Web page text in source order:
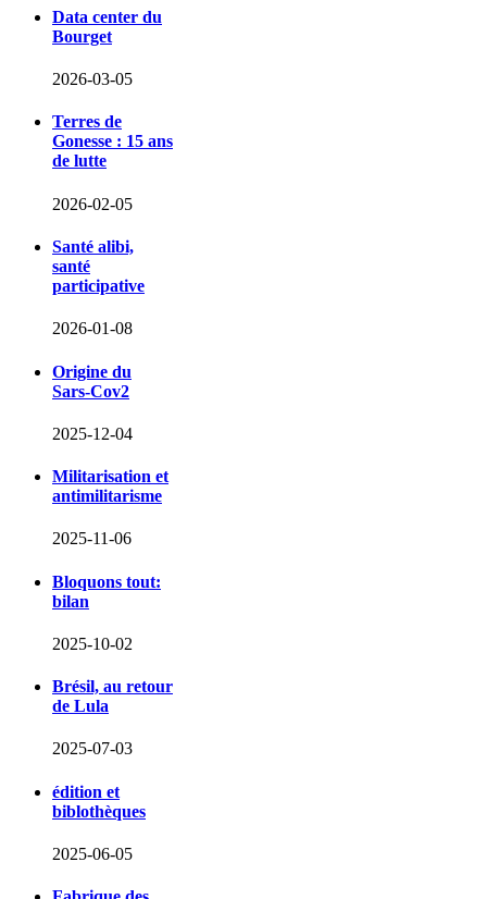
Data center du
Bourget
2026-03-05
Terres de
Gonesse : 15 ans
de lutte
2026-02-05
Santé alibi,
santé
participative
2026-01-08
Origine du
Sars-Cov2
2025-12-04
Militarisation et
antimilitarisme
2025-11-06
Bloquons tout:
bilan
2025-10-02
Brésil, au retour
de Lula
2025-07-03
édition et
biblothèques
2025-06-05